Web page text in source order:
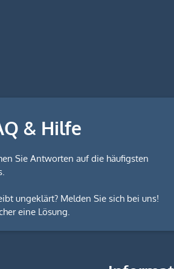
& Hilfe
Sie Antworten auf die häufigsten
ungeklärt? Melden Sie sich bei uns!
eine Lösung.